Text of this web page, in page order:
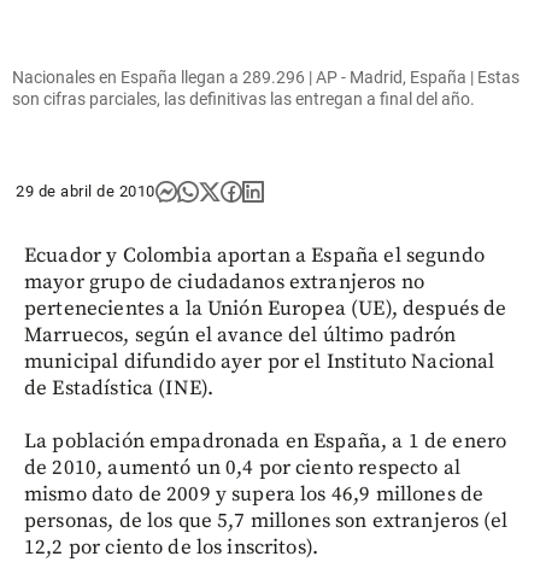
Nacionales en España llegan a 289.296 | AP - Madrid, España | Estas
son cifras parciales, las definitivas las entregan a final del año.
29 de abril de 2010
Ecuador y Colombia aportan a España el segundo
mayor grupo de ciudadanos extranjeros no
pertenecientes a la Unión Europea (UE), después de
Marruecos, según el avance del último padrón
municipal difundido ayer por el Instituto Nacional
de Estadística (INE).
La población empadronada en España, a 1 de enero
de 2010, aumentó un 0,4 por ciento respecto al
mismo dato de 2009 y supera los 46,9 millones de
personas, de los que 5,7 millones son extranjeros (el
12,2 por ciento de los inscritos).